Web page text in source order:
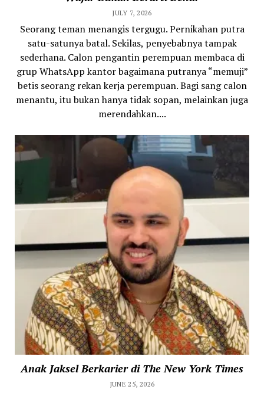
JULY 7, 2026
Seorang teman menangis tergugu. Pernikahan putra
satu-satunya batal. Sekilas, penyebabnya tampak
sederhana. Calon pengantin perempuan membaca di
grup WhatsApp kantor bagaimana putranya “memuji”
betis seorang rekan kerja perempuan. Bagi sang calon
menantu, itu bukan hanya tidak sopan, melainkan juga
merendahkan....
Anak Jaksel Berkarier di The New York Times
JUNE 25, 2026